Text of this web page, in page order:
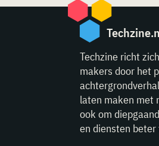
Techzine richt
makers door het
laten maken met
ook om
en diensten